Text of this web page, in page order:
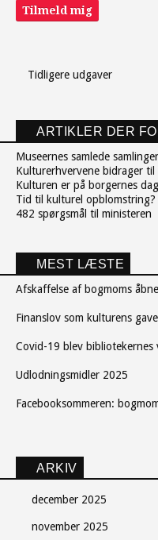
Tilmeld mig
Tidligere udgaver
ARTIKLER DER
Museernes samlede samlinger
Kulturerhvervene bidrager
Kulturen er på borgernes
Tid til kulturel opblomstring?
482 spørgsmål til ministeren
MEST LÆSTE
Afskaffelse af bogmoms
Finanslov som kulturens
Covid-19 blev bibliotekernes
Udlodningsmidler 2025
Facebooksommeren:
ARKIV
december 2025
november 2025